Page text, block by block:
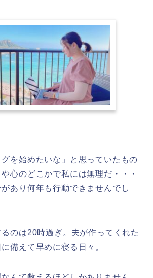
を始めたいな」と思っていたもの
心のどこかで私には無理だ・・・
あり何年も行動できませんでし
のは20時過ぎ。夫が作ってくれた
備えて早めに寝る日々。